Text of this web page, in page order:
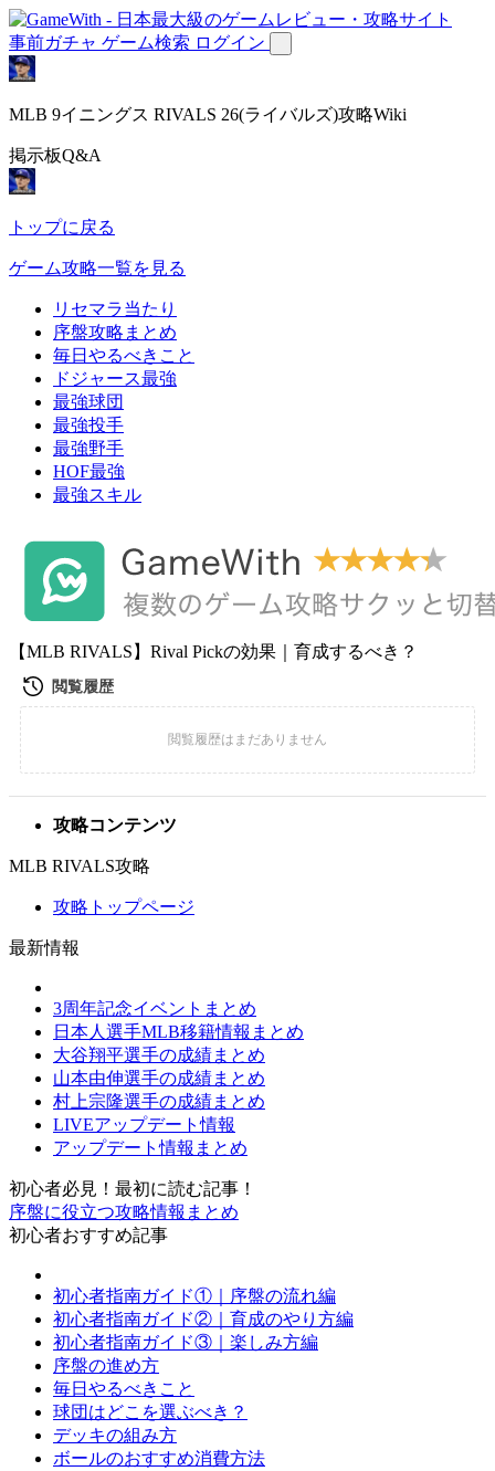
事前ガチャ ゲーム検索 ログイン
MLB 9イニングス RIVALS 26(ライバルズ)攻略Wiki
掲示板Q&A
トップに戻る
ゲーム攻略一覧を見る
リセマラ当たり
序盤攻略まとめ
毎日やるべきこと
ドジャース最強
最強球団
最強投手
最強野手
HOF最強
最強スキル
【MLB RIVALS】Rival Pickの効果｜育成するべき？
攻略コンテンツ
MLB RIVALS攻略
攻略トップページ
最新情報
3周年記念イベントまとめ
日本人選手MLB移籍情報まとめ
大谷翔平選手の成績まとめ
山本由伸選手の成績まとめ
村上宗隆選手の成績まとめ
LIVEアップデート情報
アップデート情報まとめ
初心者必見！最初に読む記事！
序盤に役立つ攻略情報まとめ
初心者おすすめ記事
初心者指南ガイド①｜序盤の流れ編
初心者指南ガイド②｜育成のやり方編
初心者指南ガイド③｜楽しみ方編
序盤の進め方
毎日やるべきこと
球団はどこを選ぶべき？
デッキの組み方
ボールのおすすめ消費方法